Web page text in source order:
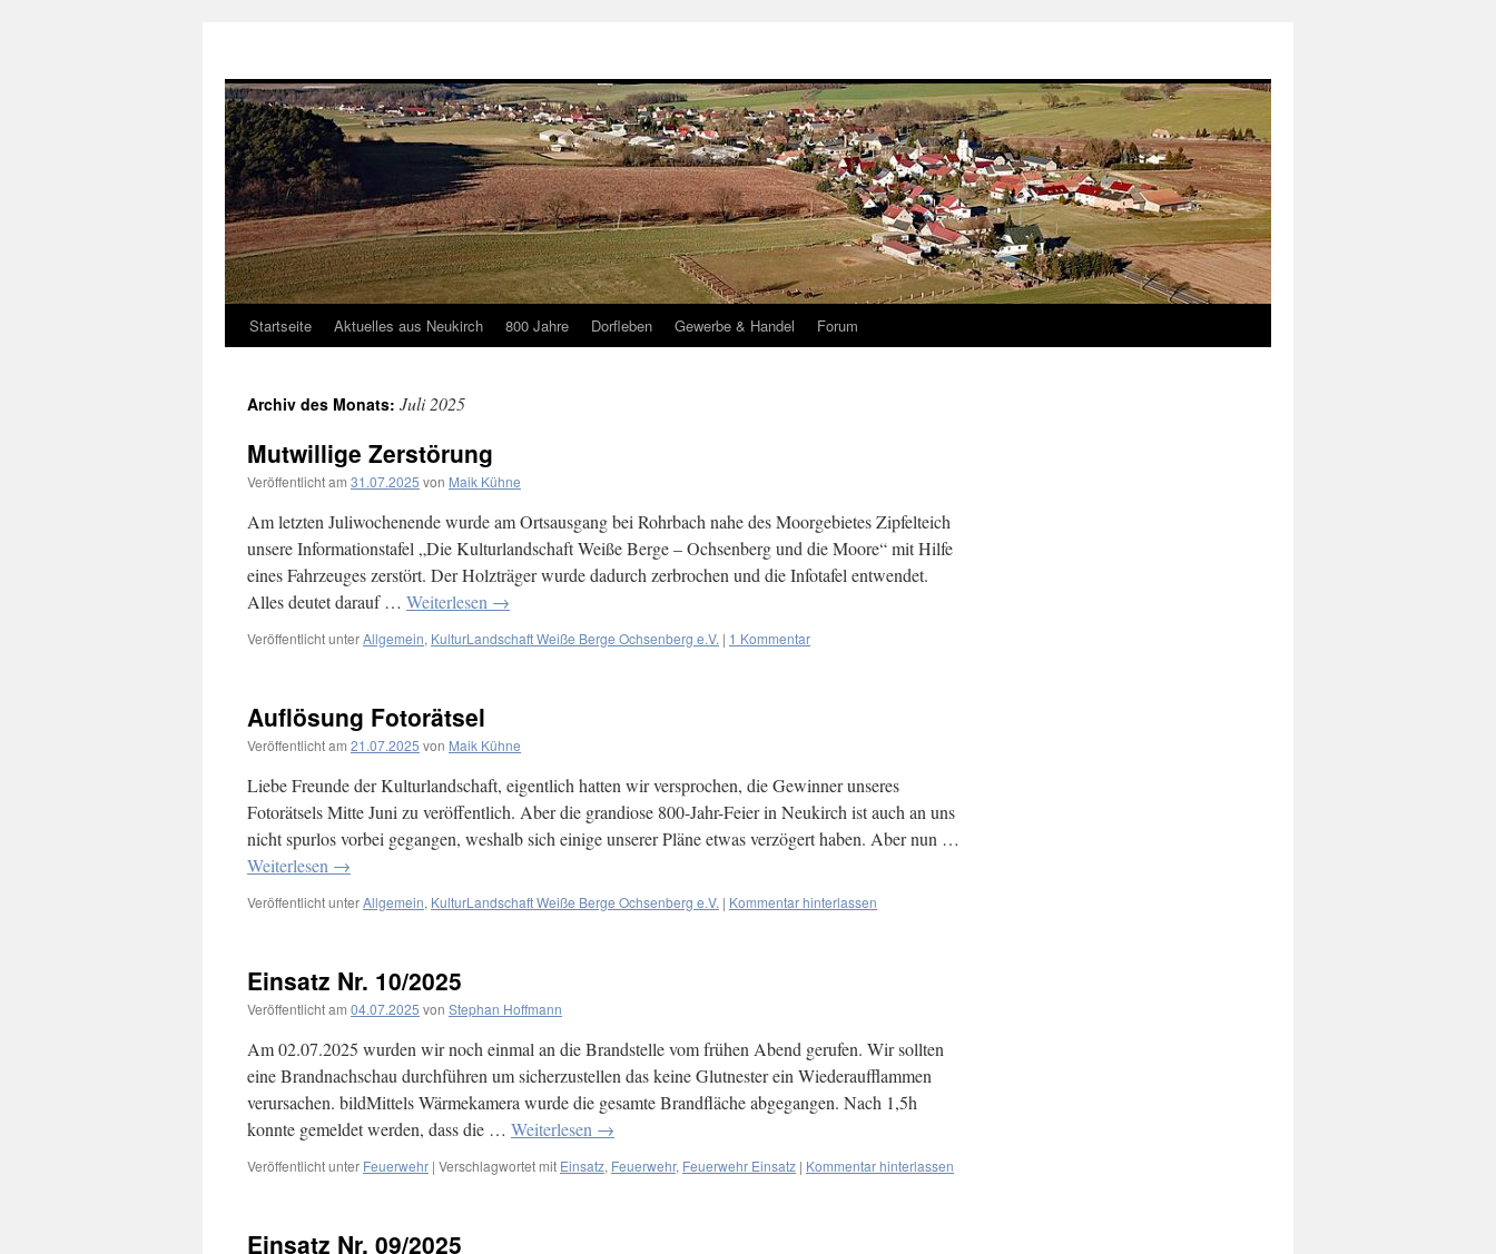
Zum
springen
Startseite Aktuelles aus Neukirch 800 Jahre Dorfleben Gewerbe & Handel Forum
Archiv des Monats: Juli 2025
Mutwillige Zerstörung
Veröffentlicht am 31.07.2025 von Maik Kühne
Am letzten Juliwochenende wurde am Ortsausgang bei Rohrbach nahe des Moorgebietes Zipfelteich
unsere Informationstafel „Die Kulturlandschaft Weiße Berge – Ochsenberg und die Moore“ mit Hilfe
eines Fahrzeuges zerstört. Der Holzträger wurde dadurch zerbrochen und die Infotafel entwendet.
Alles deutet darauf … Weiterlesen →
Veröffentlicht unterAllgemein, KulturLandschaft Weiße Berge Ochsenberg e.V. | 1 Kommentar
Auflösung Fotorätsel
Veröffentlicht am 21.07.2025 von Maik Kühne
Liebe Freunde der Kulturlandschaft, eigentlich hatten wir versprochen, die Gewinner unseres
Fotorätsels Mitte Juni zu veröffentlich. Aber die grandiose 800-Jahr-Feier in Neukirch ist auch an uns
nicht spurlos vorbei gegangen, weshalb sich einige unserer Pläne etwas verzögert haben. Aber nun …
Weiterlesen →
Veröffentlicht unterAllgemein, KulturLandschaft Weiße Berge Ochsenberg e.V. | Kommentar hinterlassen
Einsatz Nr. 10/2025
Veröffentlicht am 04.07.2025 von Stephan Hoffmann
Am 02.07.2025 wurden wir noch einmal an die Brandstelle vom frühen Abend gerufen. Wir sollten
eine Brandnachschau durchführen um sicherzustellen das keine Glutnester ein Wiederaufflammen
verursachen. bildMittels Wärmekamera wurde die gesamte Brandfläche abgegangen. Nach 1,5h
konnte gemeldet werden, dass die … Weiterlesen →
Veröffentlicht unter Feuerwehr | Verschlagwortet mit Einsatz, Feuerwehr, Feuerwehr Einsatz | Kommentar hinterlassen
Einsatz Nr. 09/2025